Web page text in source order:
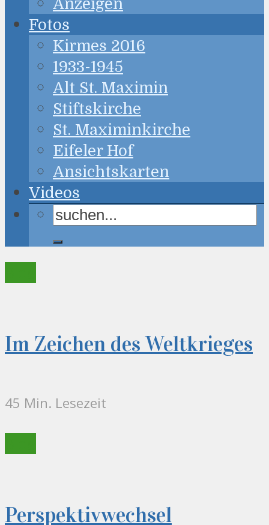
Anzeigen
Fotos
Kirmes 2016
1933-1945
Alt St. Maximin
Stiftskirche
St. Maximinkirche
Eifeler Hof
Ansichtskarten
Videos
Im Zeichen des Weltkrieges
45 Min. Lesezeit
Perspektivwechsel